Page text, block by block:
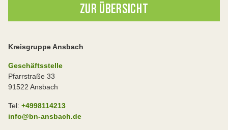
ZUR ÜBERSICHT
Kreisgruppe Ansbach
Geschäftsstelle
Pfarrstraße 33
91522 Ansbach
Tel: +4998114213
info@bn-ansbach.de